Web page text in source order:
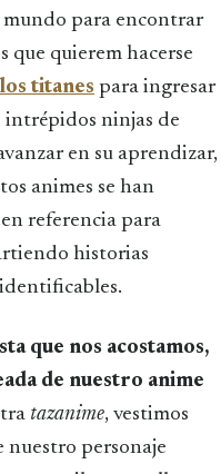
mundo para encontrar
que quierem hacerse
titanes para ingresar
intrépidos ninjas de
en su aprendizar,
animes se han
referencia para
historias
que nos acostamos,
de nuestro anime
tazanime, vestimos
nuestro personaje